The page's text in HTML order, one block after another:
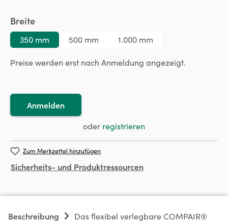
Breiteauswählen
350 mm 500 mm 1.000 mm
Preise werden erst nach Anmeldung angezeigt.
Anmelden
oder registrieren
Zum Merkzettel hinzufügen
Sicherheits- und Produktressourcen
Beschreibung
Das flexibel verlegbare COMPAIR®